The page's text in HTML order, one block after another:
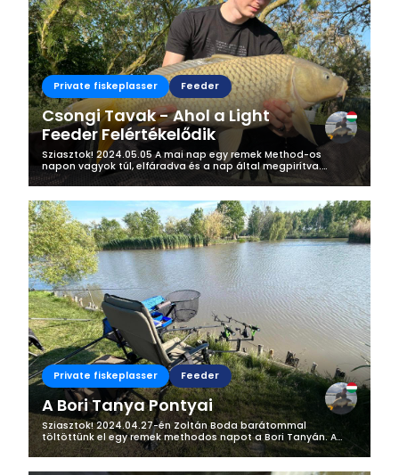
Private fiskeplasser Feeder
Csongi Tavak - Ahol a Light
Feeder Felértékelődik
Sziasztok! 2024.05.05 A mai nap egy remek Method-os
napon vagyok túl, elfáradva és a nap által megpirítva.
Helyszín: Csongi Tavak - Derekegyház Előző nap egy kis
információ gyűjtés, illetve...
Private fiskeplasser Feeder
A Bori Tanya Pontyai
Sziasztok! 2024.04.27-én Zoltán Boda barátommal
töltöttünk el egy remek methodos napot a Bori Tanyán. A
tegnap esti készületek után, reggel 6 óra után már kocsiban
ülve elindultunk túránkra,...